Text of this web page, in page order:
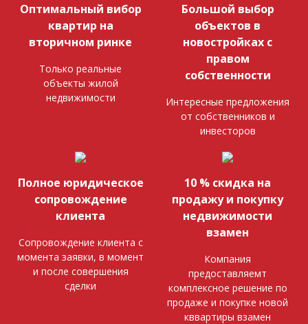
Оптимальный вибор
квартир на
вторичном ринке
Только реальные
объекты жилой
недвижимости
Большой выбор
объектов в
новостройках с
правом
собственности
Интересные предложения
от собственников и
инвесторов
Полное юридическое
сопровождение
клиента
Сопровождение клиента с
момента заявки, в момент
и после совершения
сделки
10 % скидка на
продажу и покупку
недвижимости
взамен
Компания
предоставляемт
комплексное решение по
продаже и покупке новой
кввартиры взамен